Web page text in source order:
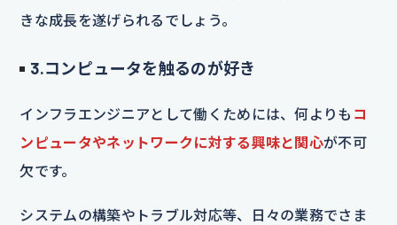
きな成長を遂げられるでしょう。
3.コンピュータを触るのが好き
インフラエンジニアとして働くためには、何よりも コ
ンピュータやネットワークに対する興味と関心が不可
欠です。
システムの構築やトラブル対応等、日々の業務でさま